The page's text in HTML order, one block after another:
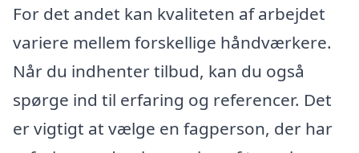
For det andet kan kvaliteten af arbejdet
variere mellem forskellige håndværkere.
Når du indhenter tilbud, kan du også
spørge ind til erfaring og referencer. Det
er vigtigt at vælge en fagperson, der har